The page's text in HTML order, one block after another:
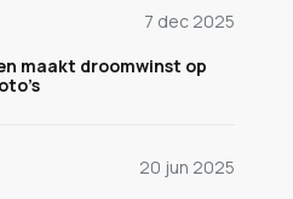
7 dec 2025
maakt droomwinst op
20 jun 2025